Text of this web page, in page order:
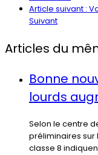
Article suivant :
Suivant
Articles du
Bonne
lourds
Selon le centre
préliminaires
classe 8